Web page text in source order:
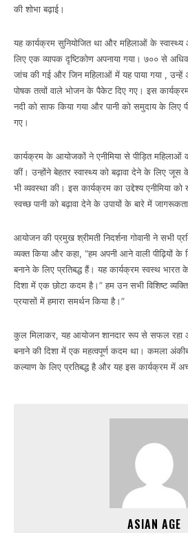
की शोभा बढ़ाई।
यह कार्यक्रम सुनियोजित था और महिलाओं के स्वास्थ्य
लिए एक व्यापक दृष्टिकोण अपनाया गया। ७०० से
जांच की गई और जिन महिलाओं में यह पाया गया ,
पोषक तत्वों वाले भोजन के पैकेट दिए गए। इस
नदी को साफ किया गया और पानी को समुदाय के लिए
गए।
कार्यक्रम के आयोजकों ने एनीमिया से पीड़ित महिलाओं
कीं। उन्होंने बेहतर स्वास्थ्य को बढ़ावा देने के लिए
भी व्यवस्था की। इस कार्यक्रम का उद्देश्य एनीमिया
स्वच्छ पानी को बढ़ावा देने के उपायों के बारे में
आयोजन की प्रमुख श्रीमती निदर्शना गोवानी ने सभी
व्यक्त किया और कहा, “हम अपनी आने वाली पीढ़ियों
बनाने के लिए प्रतिबद्ध हैं। यह कार्यक्रम स्वस्थ भारत
दिशा में एक छोटा कदम है।” हम उन सभी विशिष्ट
प्रयासों में हमारा समर्थन किया है।”
कुल मिलाकर, यह आयोजन शानदार रूप से सफल रहा
बनाने की दिशा में एक महत्वपूर्ण कदम था। कमला
कल्याण के लिए प्रतिबद्ध है और यह इस कार्यक्रम में
ASIAN AGE